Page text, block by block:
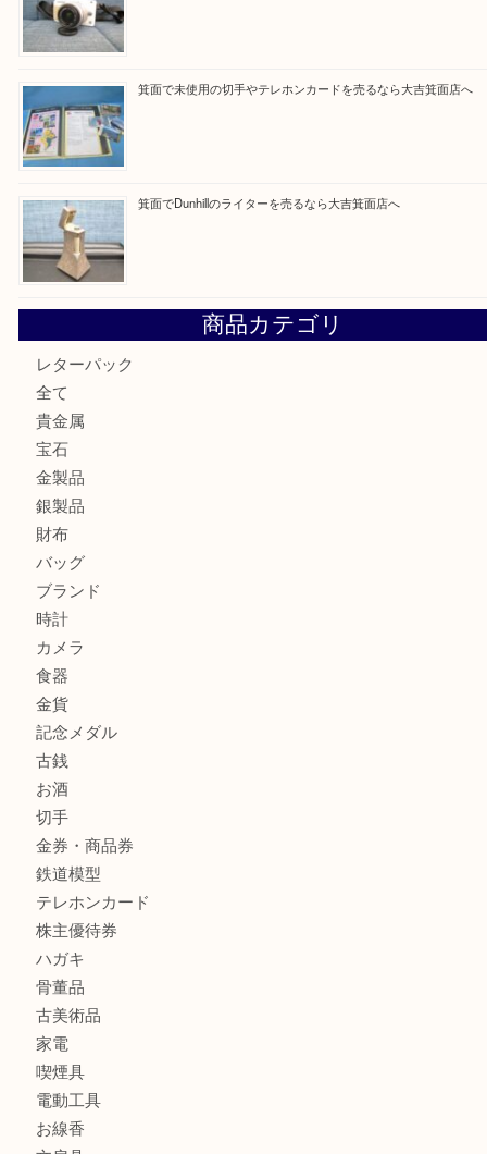
箕面で銀・錫製酒器や古道具 を売るなら大吉箕面店へ
箕面で天皇陛下御在位60年記念金貨を売るなら大吉箕面店
箕面でOLYMPUS カメラ PEN mini E-PM2を売るなら大吉
レターパック
全て
貴金属
宝石
金製品
銀製品
財布
バッグ
ブランド
時計
カメラ
食器
金貨
記念メダル